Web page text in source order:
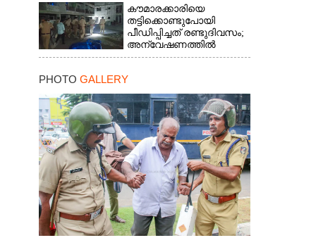
പരിക്ക്
കൗമാരക്കാരിയെ
തട്ടിക്കൊണ്ടുപോയി
പീഡിപ്പിച്ചത് രണ്ടുദിവസം;
അന്വേഷണത്തിൽ
നിർണായകമായത്
ഡെലിവറി
PHOTO GALLERY